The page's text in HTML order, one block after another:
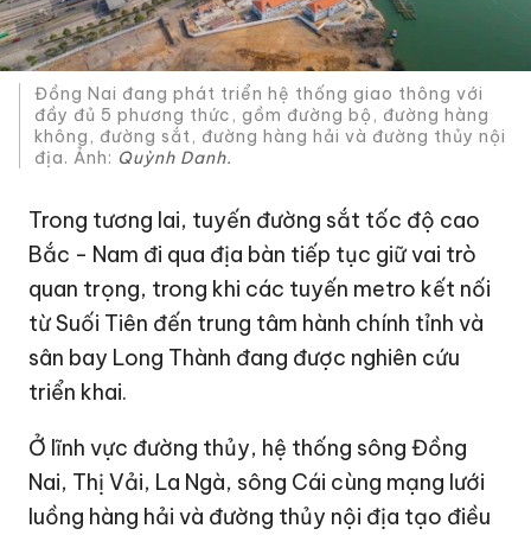
Đồng Nai đang phát triển hệ thống giao thông với
đầy đủ 5 phương thức, gồm đường bộ, đường hàng
không, đường sắt, đường hàng hải và đường thủy nội
địa. Ảnh: Quỳnh Danh.
Trong tương lai, tuyến đường sắt tốc độ cao
Bắc - Nam đi qua địa bàn tiếp tục giữ vai trò
quan trọng, trong khi các tuyến metro kết nối
từ Suối Tiên đến trung tâm hành chính tỉnh và
sân bay Long Thành đang được nghiên cứu
triển khai.
Ở lĩnh vực đường thủy, hệ thống sông Đồng
Nai, Thị Vải, La Ngà, sông Cái cùng mạng lưới
luồng hàng hải và đường thủy nội địa tạo điều